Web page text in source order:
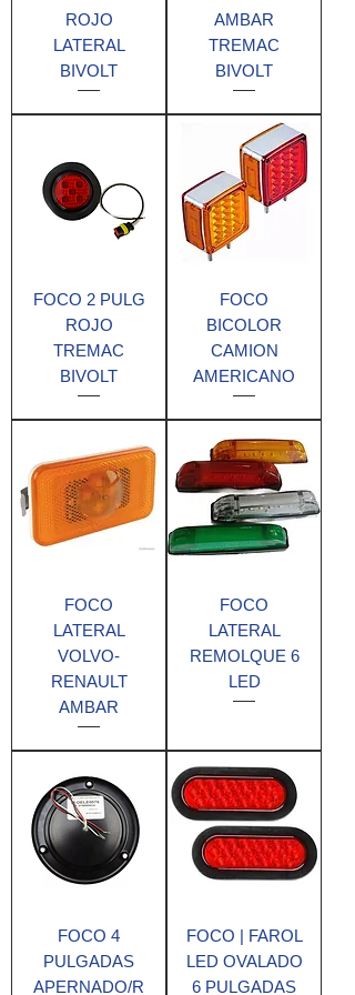
ROJO
LATERAL
BIVOLT
AMBAR
TREMAC
BIVOLT
FOCO 2 PULG
ROJO
TREMAC
BIVOLT
FOCO
BICOLOR
CAMION
AMERICANO
FOCO
LATERAL
VOLVO-
RENAULT
AMBAR
FOCO
LATERAL
REMOLQUE 6
LED
FOCO 4
PULGADAS
APERNADO/R
FOCO | FAROL
LED OVALADO
6 PULGADAS